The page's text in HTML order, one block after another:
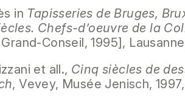
in Tapisseries de Bruges,
Chefs-d’oeuvre de la
Conseil, 1995],
et all., Cinq siècles de
, Vevey, Musée Jenisch,